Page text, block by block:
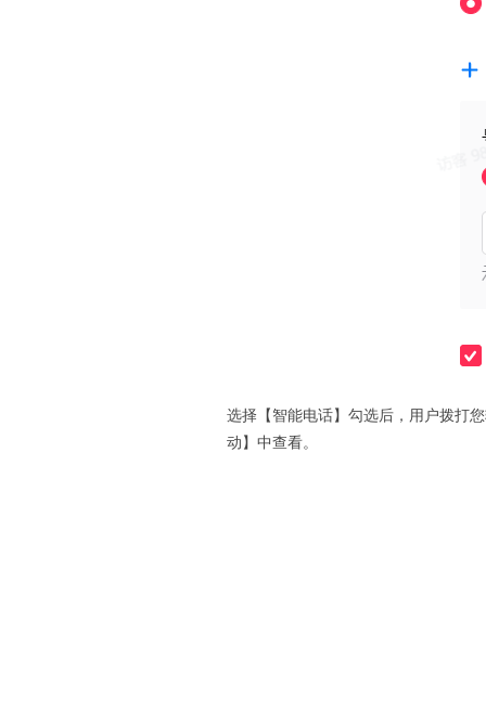
选择【智能电话】勾选后，用户拨打
动】中查看。